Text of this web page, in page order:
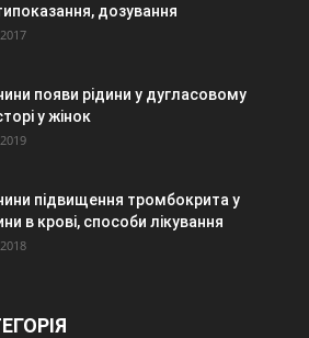
дозування
появи рідини у дугласовому
у жінок
підвищення тромбокрита у
в крові, способи лікування